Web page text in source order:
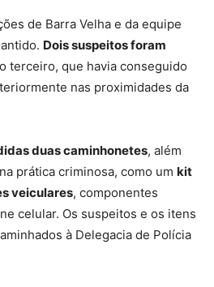
de Barra Velha e da equipe
Dois suspeitos foram
terceiro, que havia conseguido
nas proximidades da
duas caminhonetes, além
prática criminosa, como um kit
veiculares, componentes
celular. Os suspeitos e os itens
à Delegacia de Polícia